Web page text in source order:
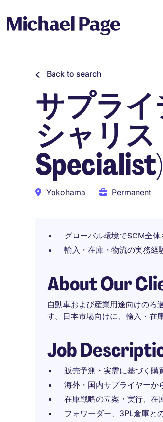
Back to search
サプラ
シャリス
Specialist)
Yokohama Permanent
グローバル環境でSCM全
輸入・在庫・物流の実務経
About Our
自動車および産業用途向けのろ
す。日本市場向けに、輸入・在
Job
販売予測・実需に基づく購
海外・国内サプライヤーか
在庫戦略の立案・実行、在
フォワーダー、3PL倉庫と